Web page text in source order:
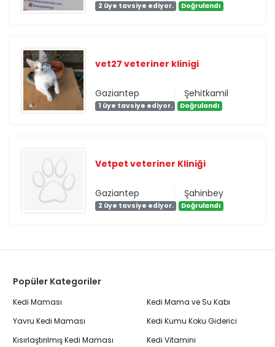
2 üye tavsiye ediyor. Doğrulandı
vet27 veteriner klinigi
Gaziantep Şehitkamil
1 üye tavsiye ediyor. Doğrulandı
Vetpet veteriner Kliniği
Gaziantep Şahinbey
2 üye tavsiye ediyor. Doğrulandı
Popüler Kategoriler
Kedi Maması
Yavru Kedi Maması
Kısırlaştırılmış Kedi Maması
Kedi Mama ve Su Kabı
Kedi Kumu Koku Giderici
Kedi Vitamini